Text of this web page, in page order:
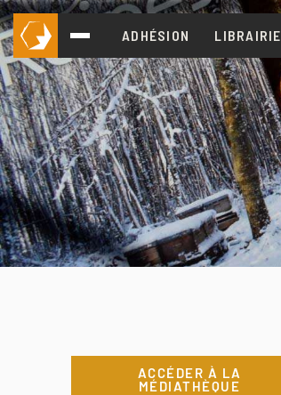
ADHÉSION LIBRAIRIE
ACCÉDER À LA
MÉDIATHÈQUE